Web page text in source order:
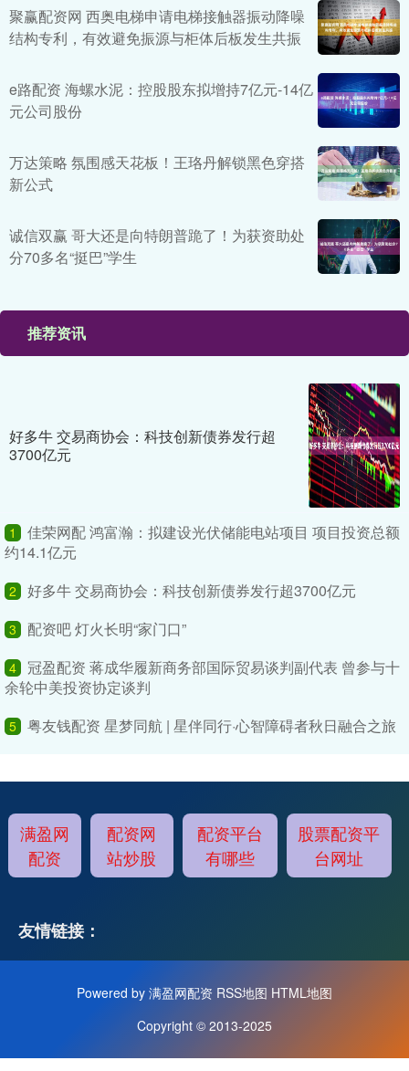
聚赢配资网 西奥电梯申请电梯接触器振动降噪
结构专利，有效避免振源与柜体后板发生共振
e路配资 海螺水泥：控股股东拟增持7亿元-14亿
元公司股份
万达策略 氛围感天花板！王珞丹解锁黑色穿搭
新公式
诚信双赢 哥大还是向特朗普跪了！为获资助处
分70多名“挺巴”学生
推荐资讯
好多牛 交易商协会：科技创新债券发行超
3700亿元
1
佳荣网配 鸿富瀚：拟建设光伏储能电站项目 项目投资总额
约14.1亿元
2 好多牛 交易商协会：科技创新债券发行超3700亿元
3 配资吧 灯火长明“家门口”
4 冠盈配资 蒋成华履新商务部国际贸易谈判副代表 曾参与十
余轮中美投资协定谈判
5 粤友钱配资 星梦同航 | 星伴同行·心智障碍者秋日融合之旅
满盈网
配资
配资网
站炒股
配资平台
有哪些
股票配资平
台网址
友情链接：
Powered by 满盈网配资 RSS地图 HTML地图
Copyright © 2013-2025